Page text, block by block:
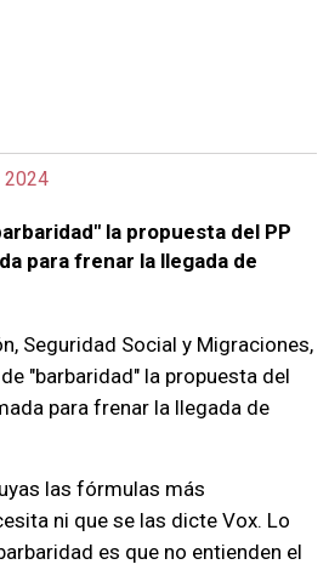
2024
la propuesta del PP
para frenar la llegada de
Seguridad Social y Migraciones,
"barbaridad" la propuesta del
para frenar la llegada de
las fórmulas más
ni que se las dicte Vox. Lo
es que no entienden el